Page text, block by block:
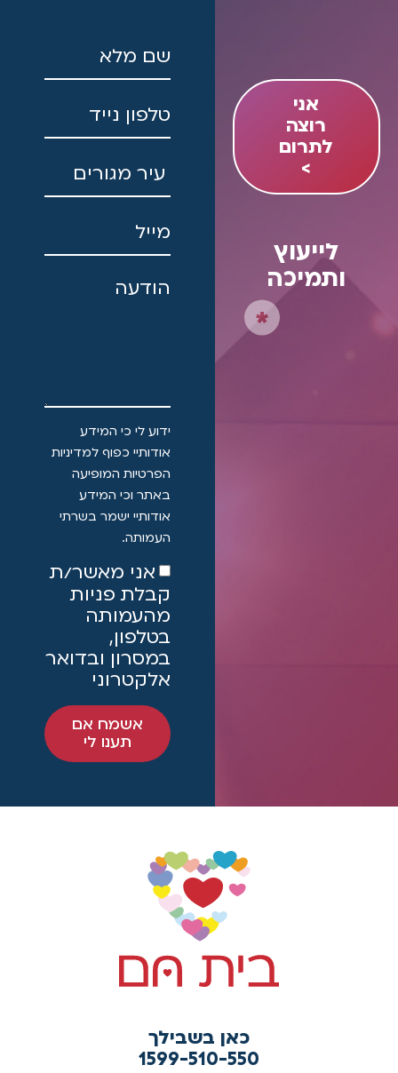
אני
רוצה
לתרום
>
לייעוץ
ותמיכה
*
ידוע לי כי המידע
אודותיי כפוף למדיניות
הפרטיות המופיעה
באתר וכי המידע
אודותיי ישמר בשרתי
העמותה.
אני מאשר/ת
קבלת פניות
מהעמותה
בטלפון,
במסרון ובדואר
אלקטרוני
אשמח אם
תענו לי
כאן בשבילך
1599-510-550